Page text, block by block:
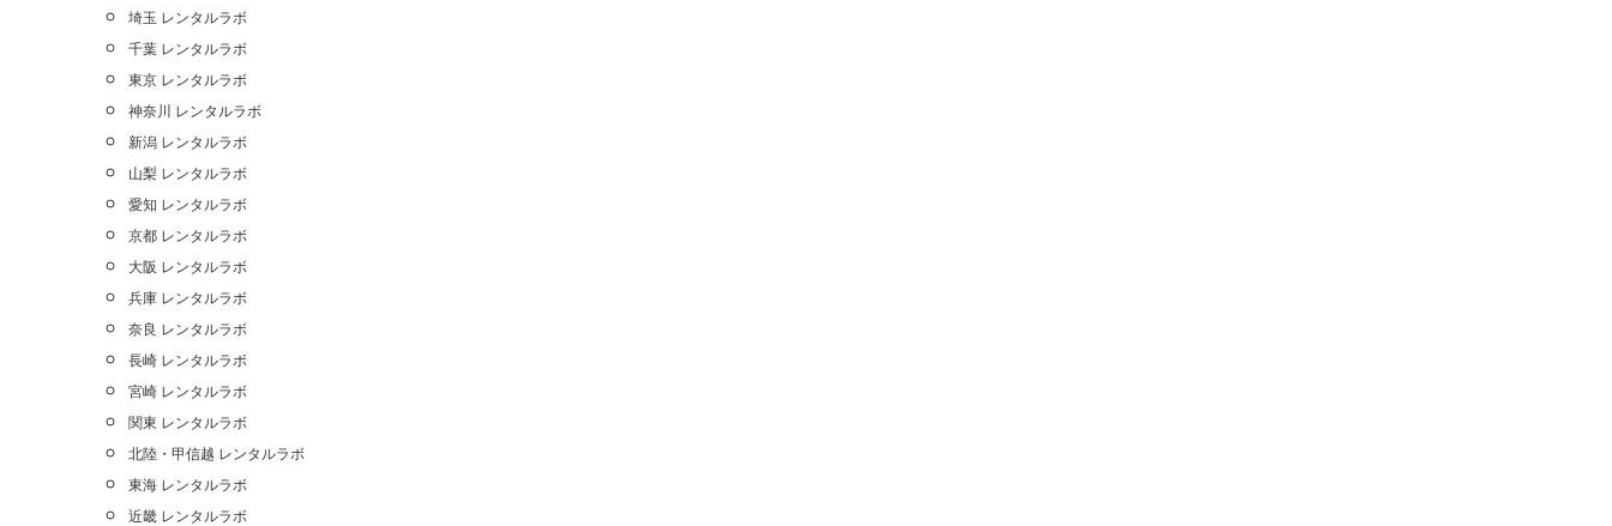
埼玉 レンタルラボ
千葉 レンタルラボ
東京 レンタルラボ
神奈川 レンタルラボ
新潟 レンタルラボ
山梨 レンタルラボ
愛知 レンタルラボ
京都 レンタルラボ
大阪 レンタルラボ
兵庫 レンタルラボ
奈良 レンタルラボ
長崎 レンタルラボ
宮崎 レンタルラボ
関東 レンタルラボ
北陸・甲信越 レンタルラボ
東海 レンタルラボ
近畿 レンタルラボ